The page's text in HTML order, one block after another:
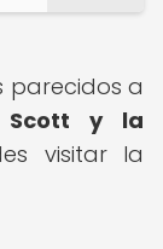
parecidos a
Scott y la
visitar la